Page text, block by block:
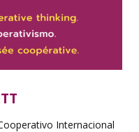
Internacional